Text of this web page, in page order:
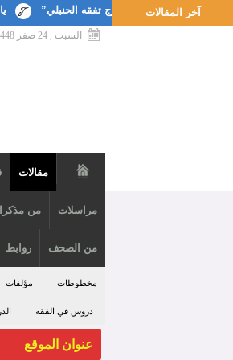
آخر المقالات
في كتاب “مدارج تفقه الحنبلي” يالثارات
السبت , 24 صفر 1448 هـ ,
مقالات
مراسلات من
من الصحف روابط
مخطوطات مؤلفات
دروس في الفقه
عنوان الموقع